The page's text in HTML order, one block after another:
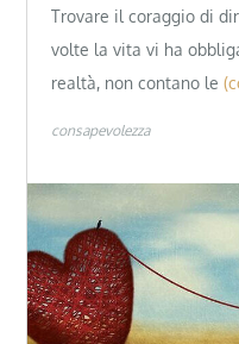
Trovare il coraggio di
volte la vita vi ha
realtà, non contano le
consapevolezza